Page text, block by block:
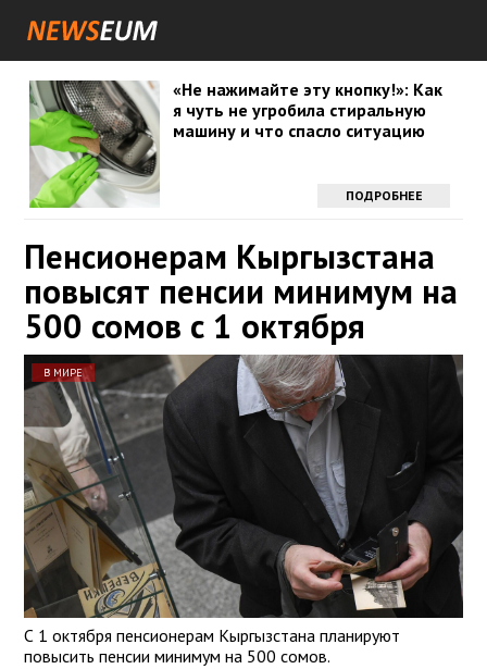
«Не нажимайте эту кнопку!»: Как
я чуть не угробила стиральную
машину и что спасло ситуацию
ПОДРОБНЕЕ
Пенсионерам Кыргызстана
повысят пенсии минимум на
500 сомов с 1 октября
В МИРЕ
С 1 октября пенсионерам Кыргызстана планируют
повысить пенсии минимум на 500 сомов.